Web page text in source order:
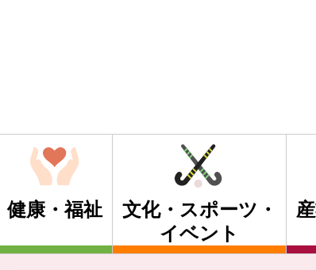
健康・福祉
文化・スポーツ・
イベント